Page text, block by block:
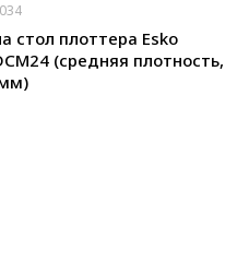
стол плоттера Esko
(средняя плотность,